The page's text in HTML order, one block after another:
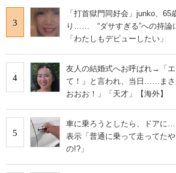
3
「打首獄門同好会」junko、65
り…… “ダサすぎる”への持論
「わたしもデビューしたい」
4
友人の結婚式へお呼ばれ→「
て！」と言われ、当日……まさ
おおお！」「天才」【海外】
5
車に乗ろうとしたら、ドア
表示「普通に乗って走ってた
の!?」